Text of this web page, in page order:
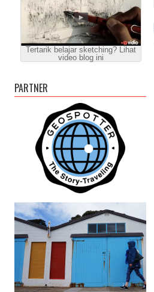
Tertarik belajar sketching? Lihat
video blog ini
PARTNER